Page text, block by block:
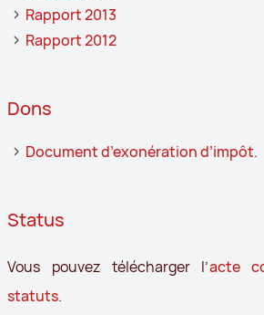
Rapport 2013
Rapport 2012
Dons
Document d’exonération d’impôt.
Status
Vous pouvez télécharger l’acte
statuts.